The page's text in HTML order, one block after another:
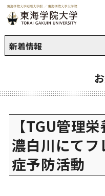
新着情報
【TGU管理
濃白川にてフ
症予防活動